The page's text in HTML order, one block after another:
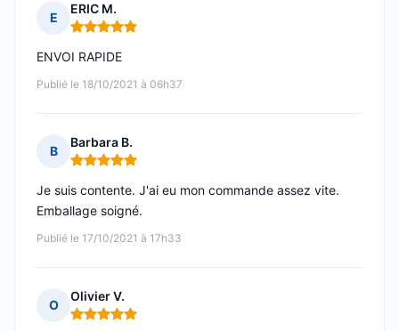
E
ERIC M.
Note : 5 sur 5
Publié le 18/10/2021 à 06h37
ENVOI RAPIDE
B
Barbara B.
Note : 5 sur 5
Publié le 17/10/2021 à 17h33
Je suis contente. J'ai eu mon commande assez vite.
Emballage soigné.
O
Olivier V.
Note : 5 sur 5